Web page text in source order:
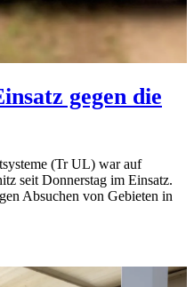
gegen die
(Tr UL) war auf
seit Donnerstag im Einsatz.
Absuchen von Gebieten in